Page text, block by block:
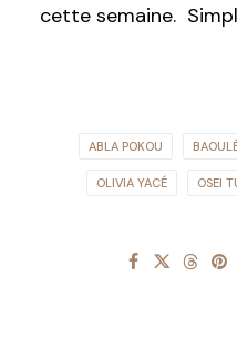
cette semaine.
ABLA POKOU
OLIVIA YACÉ OSEI